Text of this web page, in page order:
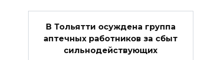
В Тольятти осуждена группа
аптечных работников за сбыт
сильнодействующих